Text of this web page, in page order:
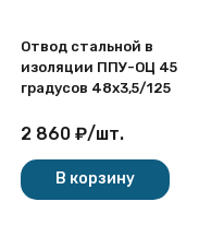
Отвод стальной в
изоляции ППУ-ОЦ 45
градусов 48х3,5/125
2 860 ₽/шт.
В корзину